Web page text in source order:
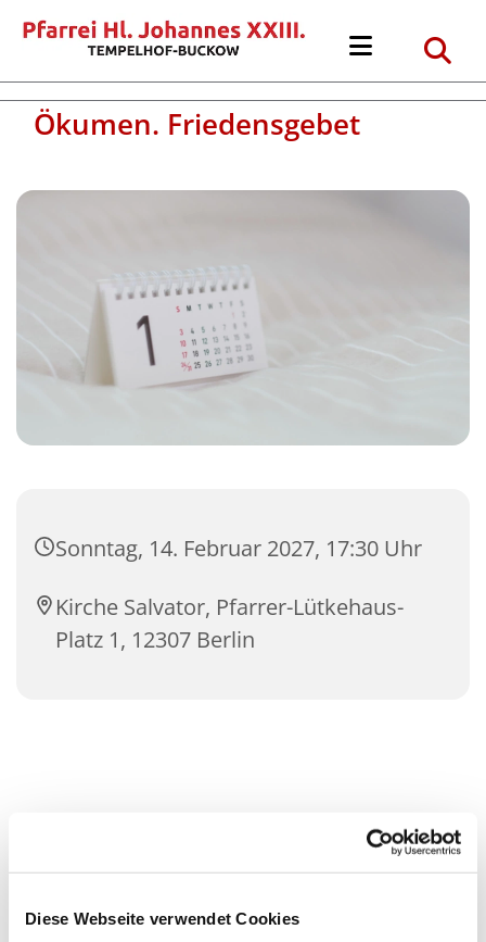
Diese Webseite verwendet Cookies
Ökumen. Friedensgebet
Sonntag, 14. Februar 2027, 17:30 Uhr
Kirche Salvator, Pfarrer-Lütkehaus-
Platz 1, 12307 Berlin